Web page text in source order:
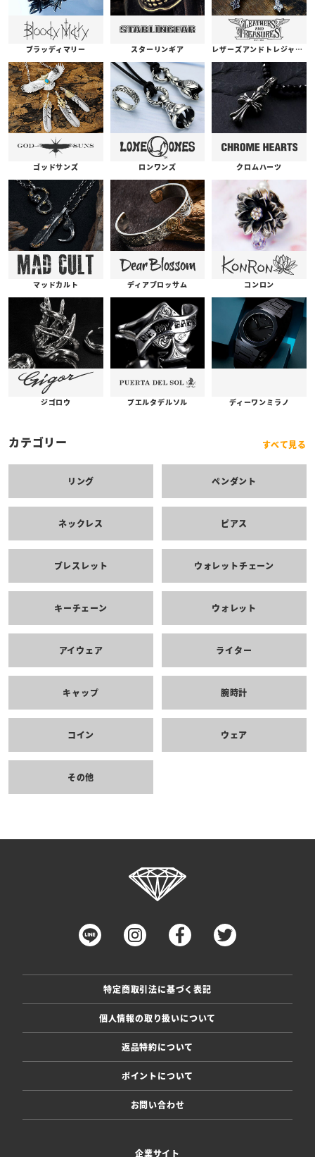
ブラッディマリー スターリンギア レザーズアンドトレジャーズ
ゴッドサンズ ロンワンズ クロムハーツ
マッドカルト ディアブロッサム コンロン
ジゴロウ プエルタデルソル ディーワンミラノ
カテゴリー すべて見る
リング ペンダント
ネックレス ピアス
ブレスレット ウォレットチェーン
キーチェーン ウォレット
アイウェア ライター
キャップ 腕時計
コイン ウェア
その他
特定商取引法に基づく表記
個人情報の取り扱いについて
返品特約について
ポイントについて
お問い合わせ
企業サイト